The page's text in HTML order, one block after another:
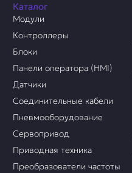
Каталог
Модули
Контроллеры
Блоки
Панели оператора (HMI)
Датчики
Соединительные кабели
Пневмооборудование
Сервопривод
Приводная техника
Преобразователи частоты